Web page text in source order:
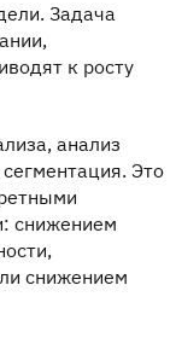
Задача
к росту
анализ
Это
снижением
снижением